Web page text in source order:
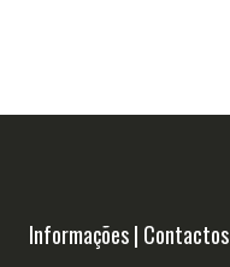
Informações | Contactos